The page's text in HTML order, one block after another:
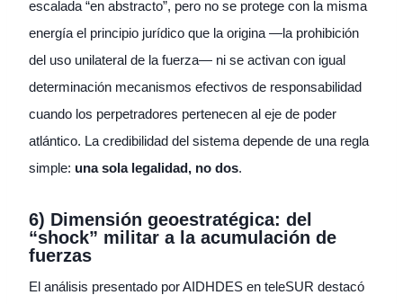
escalada “en abstracto”, pero no se protege con la misma
energía el principio jurídico que la origina —la prohibición
del uso unilateral de la fuerza— ni se activan con igual
determinación mecanismos efectivos de responsabilidad
cuando los perpetradores pertenecen al eje de poder
atlántico. La credibilidad del sistema depende de una regla
simple: una sola legalidad, no dos.
6) Dimensión geoestratégica: del
“shock” militar a la acumulación de
fuerzas
El análisis presentado por AIDHDES en teleSUR destacó